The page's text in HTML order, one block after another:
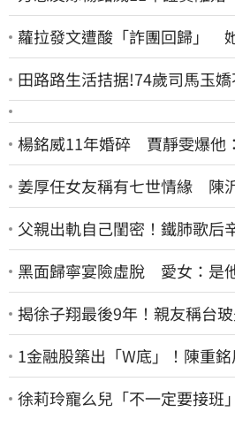
蘿拉發文遭酸「詐團回歸」
田路路生活拮据!74歲司馬玉
楊銘威11年婚碎 賈靜雯爆他
姜厚任女友稱有七世情緣 陳
父親出軌自己閨密！鐵肺歌后
黑面歸寧宴險虛脫 愛女：是
揭徐子翔最後9年！親友稱台
1金融股築出「W底」！陳重
固穩定的搖錢樹
徐莉玲寵么兒「不一定要接班